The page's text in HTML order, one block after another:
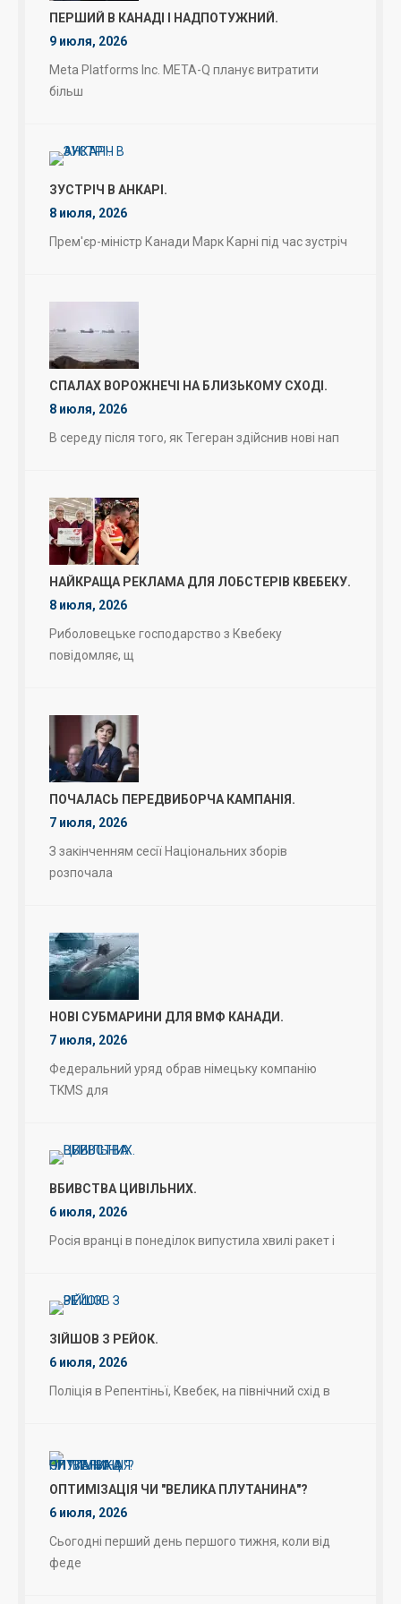
ПЕРШИЙ В КАНАДІ І НАДПОТУЖНИЙ.
9 июля, 2026
Meta Platforms Inc. META-Q планує витратити
більш
ЗУСТРІЧ В АНКАРІ.
8 июля, 2026
Прем'єр-міністр Канади Марк Карні під час зустріч
СПАЛАХ ВОРОЖНЕЧІ НА БЛИЗЬКОМУ СХОДІ.
8 июля, 2026
В середу після того, як Тегеран здійснив нові нап
НАЙКРАЩА РЕКЛАМА ДЛЯ ЛОБСТЕРІВ КВЕБЕКУ.
8 июля, 2026
Риболовецьке господарство з Квебеку
повідомляє, щ
ПОЧАЛАСЬ ПЕРЕДВИБОРЧА КАМПАНІЯ.
7 июля, 2026
З закінченням сесії Національних зборів
розпочала
НОВІ СУБМАРИНИ ДЛЯ ВМФ КАНАДИ.
7 июля, 2026
Федеральний уряд обрав німецьку компанію
TKMS для
ВБИВСТВА ЦИВІЛЬНИХ.
6 июля, 2026
Росія вранці в понеділок випустила хвилі ракет і
ЗІЙШОВ З РЕЙОК.
6 июля, 2026
Поліція в Репентіньї, Квебек, на північний схід в
ОПТИМІЗАЦІЯ ЧИ "ВЕЛИКА ПЛУТАНИНА"?
6 июля, 2026
Сьогодні перший день першого тижня, коли від
феде